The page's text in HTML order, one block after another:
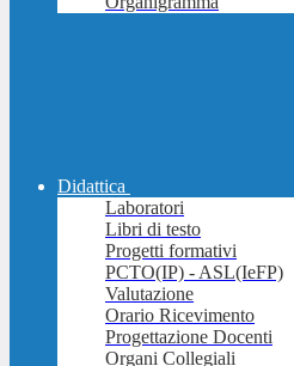
Didattica
Laboratori
Libri di testo
Progetti formativi
PCTO(IP) - ASL(IeFP)
Valutazione
Orario Ricevimento
Progettazione Docenti
Organi Collegiali